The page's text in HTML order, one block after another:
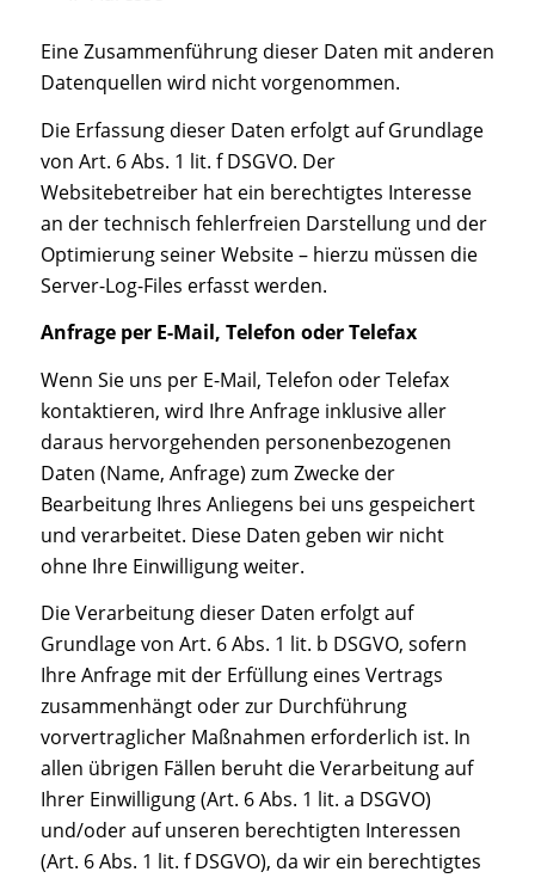
Eine Zusammenführung dieser Daten mit anderen
Datenquellen wird nicht vorgenommen.
Die Erfassung dieser Daten erfolgt auf Grundlage
von Art. 6 Abs. 1 lit. f DSGVO. Der
Websitebetreiber hat ein berechtigtes Interesse
an der technisch fehlerfreien Darstellung und der
Optimierung seiner Website – hierzu müssen die
Server-Log-Files erfasst werden.
Anfrage per E-Mail, Telefon oder Telefax
Wenn Sie uns per E-Mail, Telefon oder Telefax
kontaktieren, wird Ihre Anfrage inklusive aller
daraus hervorgehenden personenbezogenen
Daten (Name, Anfrage) zum Zwecke der
Bearbeitung Ihres Anliegens bei uns gespeichert
und verarbeitet. Diese Daten geben wir nicht
ohne Ihre Einwilligung weiter.
Die Verarbeitung dieser Daten erfolgt auf
Grundlage von Art. 6 Abs. 1 lit. b DSGVO, sofern
Ihre Anfrage mit der Erfüllung eines Vertrags
zusammenhängt oder zur Durchführung
vorvertraglicher Maßnahmen erforderlich ist. In
allen übrigen Fällen beruht die Verarbeitung auf
Ihrer Einwilligung (Art. 6 Abs. 1 lit. a DSGVO)
und/oder auf unseren berechtigten Interessen
(Art. 6 Abs. 1 lit. f DSGVO), da wir ein berechtigtes